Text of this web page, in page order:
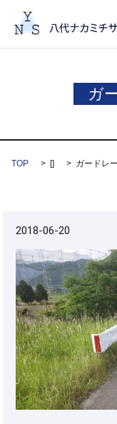
ガ
TOP [] ガードレ
2018-06-20